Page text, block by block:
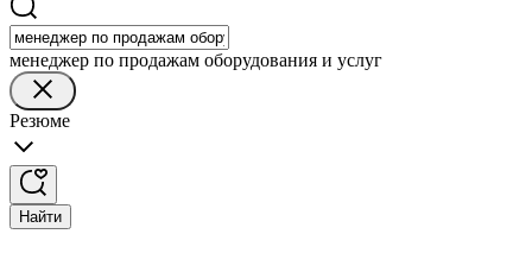
менеджер по продажам оборудования и услуг
Резюме
Найти